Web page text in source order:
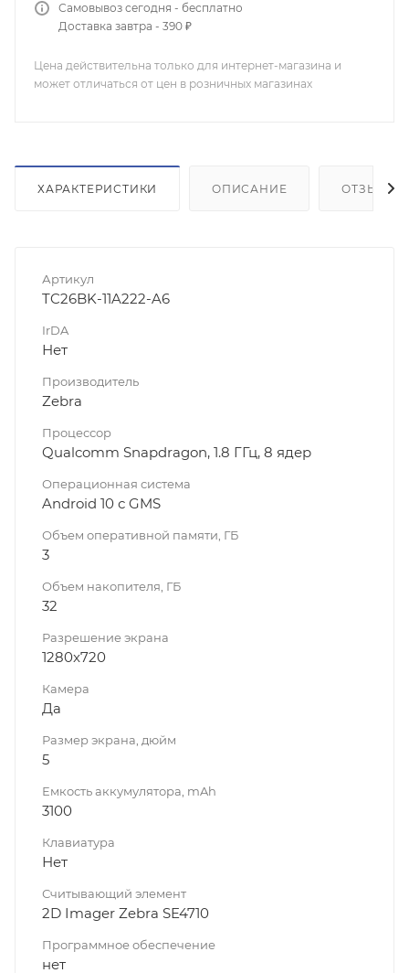
Самовывоз сегодня - бесплатно
Доставка завтра - 390 ₽
Цена действительна только для интернет-магазина и
может отличаться от цен в розничных магазинах
ХАРАКТЕРИСТИКИ ОПИСАНИЕ ОТЗЫВЫ
Артикул
TC26BK-11A222-A6
IrDA
Нет
Производитель
Zebra
Процессор
Qualcomm Snapdragon, 1.8 ГГц, 8 ядер
Операционная система
Android 10 с GMS
Объем оперативной памяти, ГБ
3
Объем накопителя, ГБ
32
Разрешение экрана
1280x720
Камера
Да
Размер экрана, дюйм
5
Емкость аккумулятора, mAh
3100
Клавиатура
Нет
Считывающий элемент
2D Imager Zebra SE4710
Программное обеспечение
нет